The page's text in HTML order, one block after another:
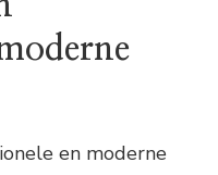
en moderne